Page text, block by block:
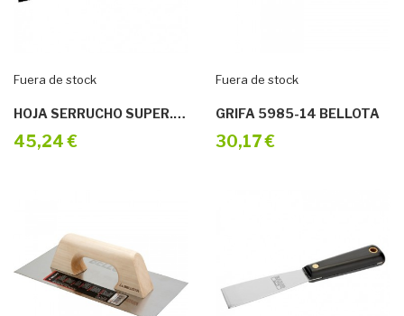
Fuera de stock
HOJA SERRUCHO SUPER.MEDIA EX-19-XT9-C
45,24 €
Fuera de stock
GRIFA 5985-14 BELLOTA
30,17 €